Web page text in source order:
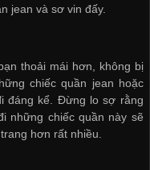
jean và sơ vin đấy.
thoải mái hơn, không bị
chiếc quần jean hoặc
đáng kể. Đừng lo sợ rằng
những chiếc quần này sẽ
hơn rất nhiều.